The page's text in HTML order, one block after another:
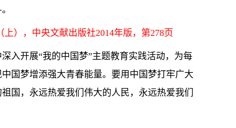
），中央文献出版社2014年版，第278页
入开展“我的中国梦”主题教育实践活动，为每
国梦增添强大青春能量。要用中国梦打牢广大
国，永远热爱我们伟大的人民，永远热爱我们